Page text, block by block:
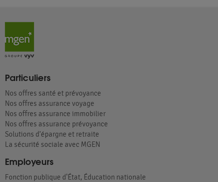
Particuliers
Nos offres santé et prévoyance
Nos offres assurance voyage
Nos offres assurance immobilier
Nos offres assurance prévoyance
Solutions d’épargne et retraite
La sécurité sociale avec MGEN
Employeurs
Fonction publique d'État, Éducation nationale